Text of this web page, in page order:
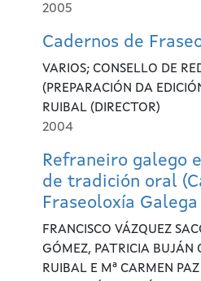
2005
Cadernos de
VARIOS; CONSELLO DE
(PREPARACIÓN DA
RUIBAL (DIRECTOR)
2004
Refraneiro galego
de tradición oral
Fraseoloxía Galega
FRANCISCO VÁZQUEZ
GÓMEZ, PATRICIA BUJÁN
RUIBAL E Mª CARMEN